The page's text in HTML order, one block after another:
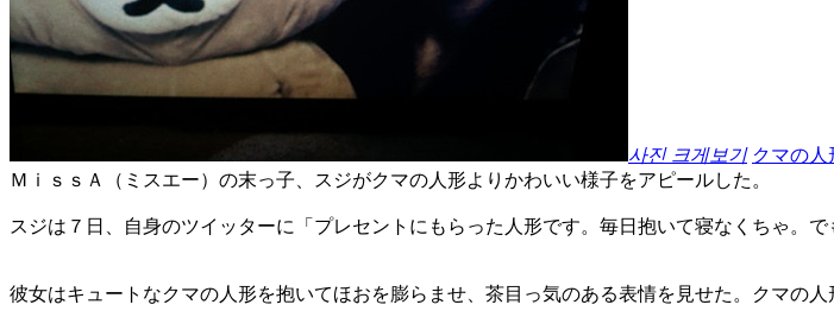
사진 크게보기 クマの人
ＭｉｓｓＡ（ミスエー）の末っ子、スジがクマの人形よりかわいい様子をアピールした。
スジは７日、自身のツイッターに「プレセントにもらった人形です。毎日抱いて寝なくちゃ。
彼女はキュートなクマの人形を抱いてほおを膨らませ、茶目っ気のある表情を見せた。クマの人